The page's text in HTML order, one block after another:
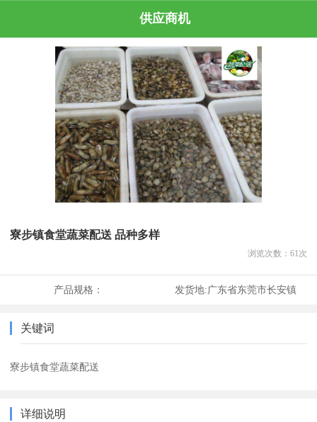
供应商机
寮步镇食堂蔬菜配送 品种多样
浏览次数： 61 次
产品规格： 发货地:广东省东莞市长安镇
关键词
寮步镇食堂蔬菜配送
详细说明